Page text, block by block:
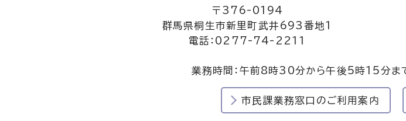
〒376-0194
群馬県桐生市新里町武井693番地1
電話：0277-74-2211
業務時間：午前8時30分から午後5時15分ま
市民課業務窓口のご利用案内